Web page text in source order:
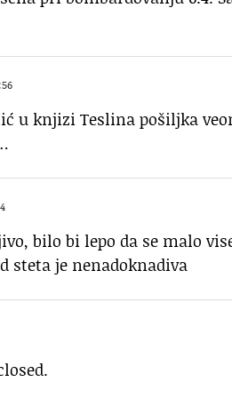
u knjizi Teslina pošiljka
bilo bi lepo da se malo
steta je nenadoknadiva